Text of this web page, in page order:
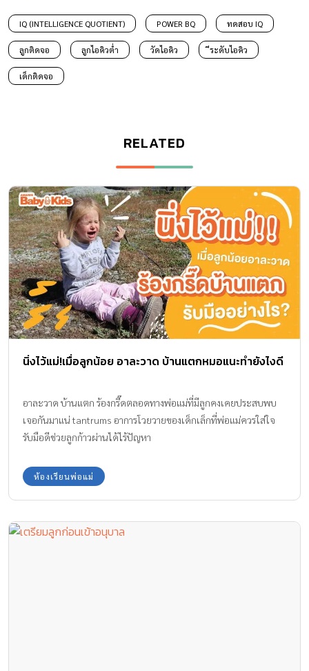
IQ (INTELLIGENCE QUOTIENT) POWER BQ ทดสอบ IQ
ลูกติดจอ ลูกไอคิวต่ำ วัดไอคิว ีระดับไอคิว
เด็กติดจอ
RELATED
นิ่งไว้แม่!เมื่อลูกน้อย อาละวาด บ้านแตกหมอแนะทำยังไงดี
อาละวาด บ้านแตก ร้องกรี๊ดตลอดทางพ่อแม่ที่มีลูกคงเคยประสบพบ
เจอกันมาแน่ tantrums อาการโวยวายของเด็กเล็กที่พ่อแม่ควรใส่ใจ
รับมือดีช่วยลูกก้าวผ่านได้ไร้ปัญหา
ห้องเรียนพ่อแม่